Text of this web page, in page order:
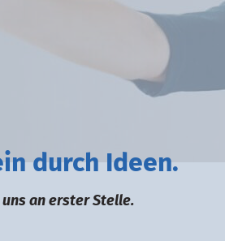
durch deen.
an erster Stelle.